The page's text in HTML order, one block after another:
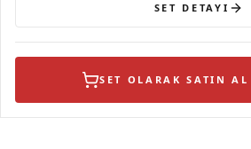
SET DETAYI
SET OLARAK SATIN